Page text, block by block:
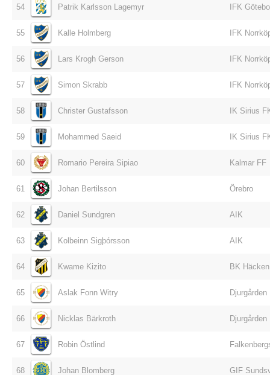
54 Patrik Karlsson Lagemyr IFK
55 Kalle Holmberg IFK
56 Lars Krogh Gerson IFK
57 Simon Skrabb IFK
58 Christer Gustafsson IK Sirius
59 Mohammed Saeid IK Sirius
60 Romario Pereira Sipiao Kalmar FF
61 Johan Bertilsson Örebro
62 Daniel Sundgren AIK
63 Kolbeinn Sigþórsson AIK
64 Kwame Kizito BK Häcken
65 Aslak Fonn Witry Djurgården
66 Nicklas Bärkroth Djurgården
67 Robin Östlind
68 Johan Blomberg GIF